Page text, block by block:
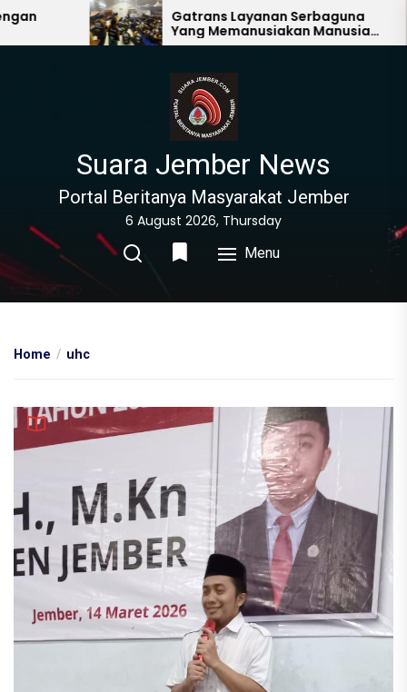
Skip
Gatrans Layanan Serbaguna
Yang Memanusiakan Manusia
Lain
Suara Jember News
Portal Beritanya Masyarakat Jember
6 August 2026, Thursday
Menu
Home uhc